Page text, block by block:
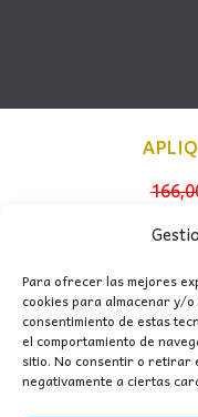
Para ofrecer las mejores
cookies para almacenar y/
consentimiento de estas
el comportamiento de
sitio. No consentir o retirar
negativamente a ciertas